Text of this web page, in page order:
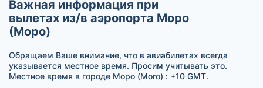
Важная информация при
вылетах из/в аэропорта Моро
(Моро)
Обращаем Ваше внимание, что в авиабилетах всегда
указывается местное время. Просим учитывать это.
Местное время в городе Моро (Moro) : +10 GMT.